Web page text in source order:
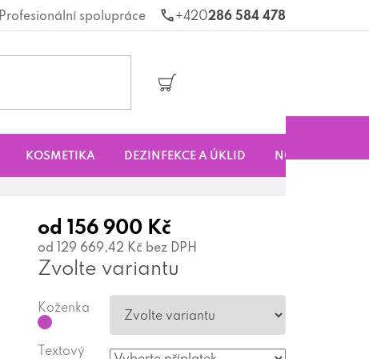
286 584 478
Profesionální spolupráce
Nákupní
KOSMETIKA DEZINFEKCE A ÚKLID NOVINKY
od 156 900 Kč
od 129 669,42 Kč bez DPH
Zvolte variantu
Koženka
?
Textový